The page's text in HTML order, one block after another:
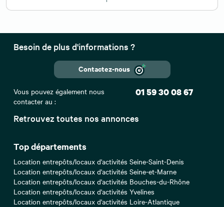
Retrouvez toutes nos annonces
Top départements
Location entrepôts/locaux d'activités Seine-Saint-Denis
Location entrepôts/locaux d'activités Seine-et-Marne
Location entrepôts/locaux d'activités Bouches-du-Rhône
Location entrepôts/locaux d'activités Yvelines
Location entrepôts/locaux d'activités Loire-Atlantique
Besoin de plus d'informations ?
Contactez-nous
Vous pouvez également nous
contacter au :
01 59 30 08 67